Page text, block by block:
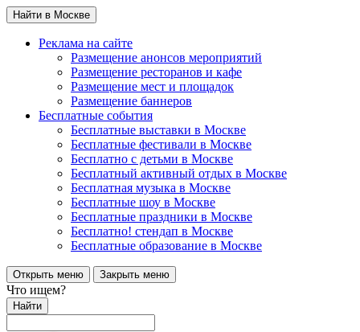
Найти в Москве
Реклама на сайте
Размещение анонсов мероприятий
Размещение ресторанов и кафе
Размещение мест и площадок
Размещение баннеров
Бесплатные события
Бесплатные выставки в Москве
Бесплатные фестивали в Москве
Бесплатно с детьми в Москве
Бесплатный активный отдых в Москве
Бесплатная музыка в Москве
Бесплатные шоу в Москве
Бесплатные праздники в Москве
Бесплатно! стендап в Москве
Бесплатные образование в Москве
Открыть меню Закрыть меню
Что ищем?
Найти